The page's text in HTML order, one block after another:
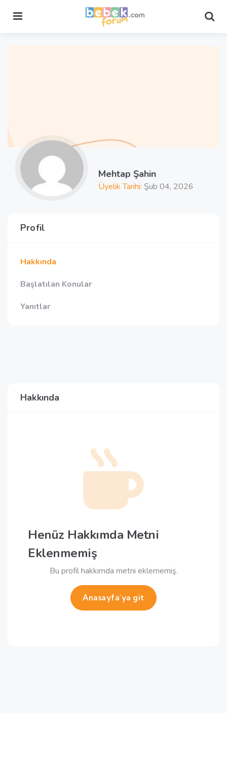
Mehtap Şahin
Üyelik Tarihi: Şub 04, 2026
Profil
Hakkında
Başlatılan Konular
Yanıtlar
Hakkında
Henüz Hakkımda Metni
Eklenmemiş
Bu profil hakkımda metni eklememiş.
Anasayfa'ya git